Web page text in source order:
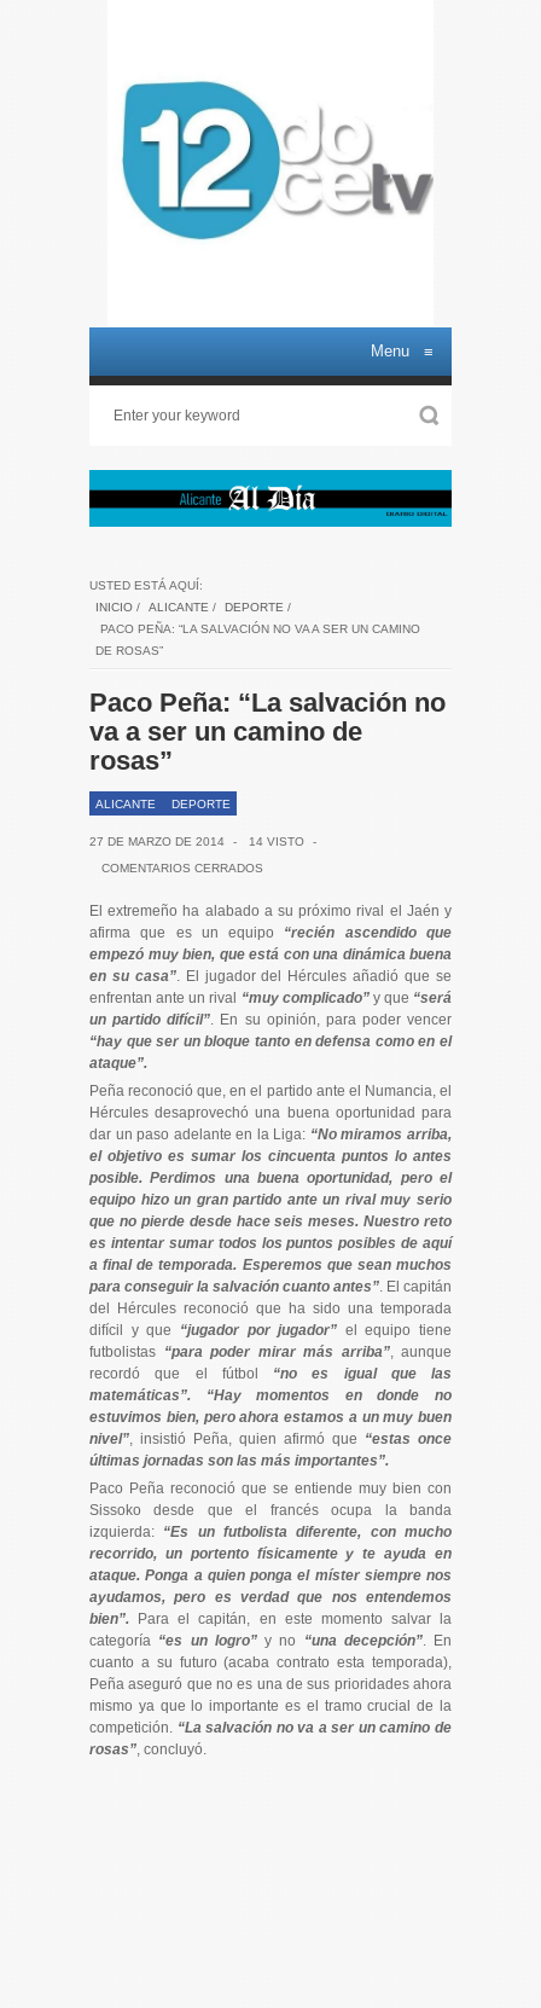
Menu ≡
USTED ESTÁ AQUÍ:
INICIO / ALICANTE / DEPORTE /
PACO PEÑA: “LA SALVACIÓN NO VA A SER UN CAMINO
DE ROSAS”
Paco Peña: “La salvación no
va a ser un camino de
rosas”
ALICANTE DEPORTE
27 DE MARZO DE 2014 - 14 VISTO
-
COMENTARIOS CERRADOS
El extremeño ha alabado a su próximo rival el Jaén y
afirma que es un equipo “recién ascendido que
empezó muy bien, que está con una dinámica buena
en su casa”. El jugador del Hércules añadió que se
enfrentan ante un rival “muy complicado”y que “será
un partido difícil”. En su opinión, para poder vencer
“hay que ser un bloque tanto en defensa como en el
ataque”.
Peña reconoció que, en el partido ante el Numancia, el
Hércules desaprovechó una buena oportunidad para
dar un paso adelante en la Liga: “No miramos arriba,
el objetivo es sumar los cincuenta puntos lo antes
posible. Perdimos una buena oportunidad, pero el
equipo hizo un gran partido ante un rival muy serio
que no pierde desde hace seis meses. Nuestro reto
es intentar sumar todos los puntos posibles de aquí
a final de temporada. Esperemos que sean muchos
para conseguir la salvación cuanto antes”. El capitán
del Hércules reconoció que ha sido una temporada
difícil y que “jugador por jugador” el equipo tiene
futbolistas “para poder mirar más arriba”, aunque
recordó que el fútbol “no es igual que las
matemáticas”.
“Hay momentos en donde no
estuvimos bien, pero ahora estamos a un muy buen
nivel”, insistió Peña, quien afirmó que “estas once
últimas jornadas son las más importantes”.
Paco Peña reconoció que se entiende muy bien con
Sissoko desde que el francés ocupa la banda
izquierda: “Es un futbolista diferente, con mucho
recorrido, un portento físicamente y te ayuda en
ataque. Ponga a quien ponga el míster siempre nos
ayudamos, pero es verdad que nos entendemos
bien”. Para el capitán, en este momento salvar la
categoría “es un logro”y no “una decepción”. En
cuanto a su futuro (acaba contrato esta temporada),
Peña aseguró que no es una de sus prioridades ahora
mismo ya que lo importante es el tramo crucial de la
competición. “La salvación no va a ser un camino de
rosas”, concluyó.